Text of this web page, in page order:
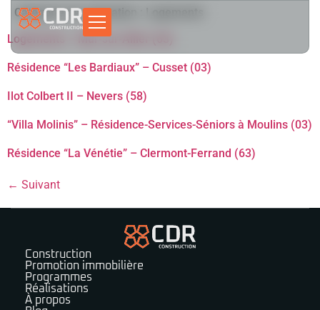
Catégorie de réalisation :
Logements – Mur-sur-Allier (63)
Résidence “Les Bardiaux” – Cusset (03)
Ilot Colbert II – Nevers (58)
“Villa Molinis” – Résidence-Services-Séniors à Moulins (03)
Résidence “La Vénétie” – Clermont-Ferrand (63)
← Suivant
Construction
Promotion immobilière
Programmes
Réalisations
À propos